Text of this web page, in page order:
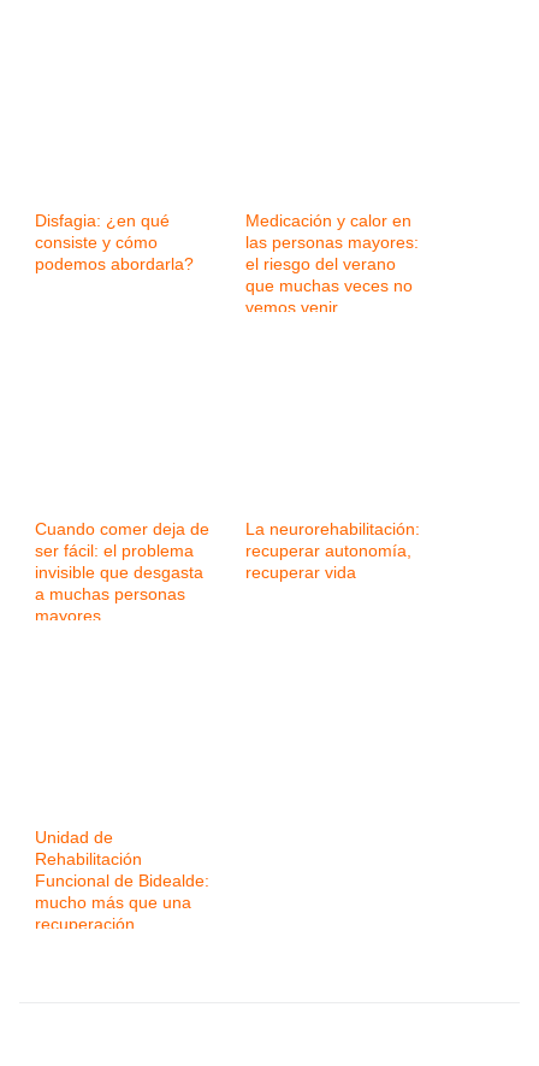
Disfagia: ¿en qué
consiste y cómo
podemos abordarla?
Medicación y calor en
las personas mayores:
el riesgo del verano
que muchas veces no
vemos venir
Cuando comer deja de
ser fácil: el problema
invisible que desgasta
a muchas personas
mayores
La neurorehabilitación:
recuperar autonomía,
recuperar vida
Unidad de
Rehabilitación
Funcional de Bidealde:
mucho más que una
recuperación